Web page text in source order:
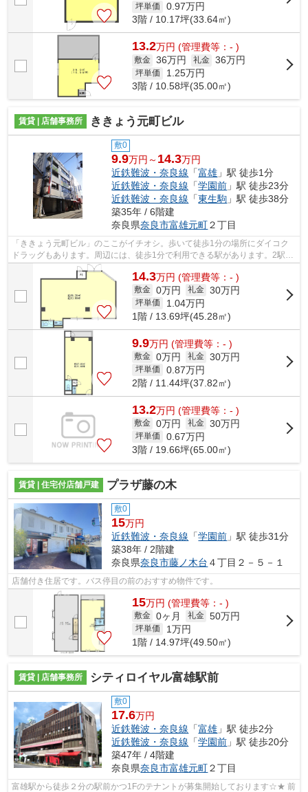
坪単価 0.97万円
3階 / 10.17坪(33.64㎡)
13.2万円 (管理費等：- )
敷金 36万円 礼金 36万円
坪単価 1.25万円
3階 / 10.58坪(35.00㎡)
賃貸 | 店舗事務所 ききょう元町ビル
敷0
9.9万円～ 14.3万円
近鉄難波・奈良線 「富雄 」駅 徒歩1分
近鉄難波・奈良線 「学園前 」駅 徒歩23分
近鉄難波・奈良線 「東生駒 」駅 徒歩38分
築35年 / 6階建
奈良県奈良市富雄元町２丁目
「ききょう元町ビル」のここがイチオシ。歩いて徒歩1分の場所にダイコク
ドラッグもあります。周辺には、徒歩1分で利用できる駅があります。2駅利
用できる場所にあり、アクセスが便利で...
14.3万円 (管理費等：- )
敷金 0万円 礼金 30万円
坪単価 1.04万円
1階 / 13.69坪(45.28㎡)
9.9万円 (管理費等：- )
敷金 0万円 礼金 30万円
坪単価 0.87万円
2階 / 11.44坪(37.82㎡)
13.2万円 (管理費等：- )
敷金 0万円 礼金 30万円
坪単価 0.67万円
3階 / 19.66坪(65.00㎡)
賃貸 | 住宅付店舗戸建 プラザ藤の木
敷0
15万円
近鉄難波・奈良線 「学園前 」駅 徒歩31分
築38年 / 2階建
奈良県奈良市藤ノ木台 ４丁目２－５－１
店舗付き住居です。バス停目の前のおすすめ物件です。
15万円 (管理費等：- )
敷金 0ヶ月 礼金 50万円
坪単価 1万円
1階 / 14.97坪(49.50㎡)
賃貸 | 店舗事務所 シティロイヤル富雄駅前
敷0
17.6万円
近鉄難波・奈良線 「富雄 」駅 徒歩2分
近鉄難波・奈良線 「学園前 」駅 徒歩20分
築47年 / 4階建
奈良県奈良市富雄元町２丁目
富雄駅から徒歩２分の駅前かつ1Fのテナントが募集開始しております☆★ 前